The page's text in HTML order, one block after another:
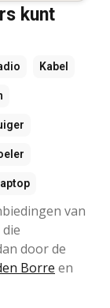
kunt
Kabel
van
door de
Borre en